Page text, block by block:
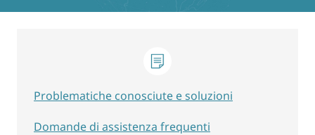
Problematiche conosciute e soluzioni
Domande di assistenza frequenti